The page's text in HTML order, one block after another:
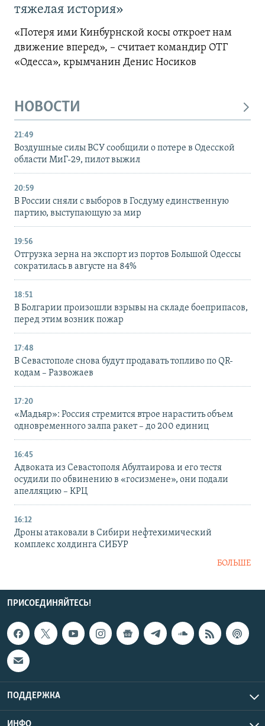
тяжелая история»
«Потеря ими Кинбурнской косы откроет нам
движение вперед», – считает командир ОТГ
«Одесса», крымчанин Денис Носиков
НОВОСТИ
21:49
Воздушные силы ВСУ сообщили о потере в Одесской
области МиГ-29, пилот выжил
20:59
В России сняли с выборов в Госдуму единственную
партию, выступающую за мир
19:56
Отгрузка зерна на экспорт из портов Большой Одессы
сократилась в августе на 84%
18:51
В Болгарии произошли взрывы на складе боеприпасов,
перед этим возник пожар
17:48
В Севастополе снова будут продавать топливо по QR-
кодам – Развожаев
17:20
«Мадьяр»: Россия стремится втрое нарастить объем
одновременного залпа ракет – до 200 единиц
16:45
Адвоката из Севастополя Абултаирова и его тестя
осудили по обвинению в «госизмене», они подали
апелляцию – КРЦ
16:12
Дроны атаковали в Сибири нефтехимический
комплекс холдинга СИБУР
БОЛЬШЕ
ПРИСОЕДИНЯЙТЕСЬ!
ПОДДЕРЖКА